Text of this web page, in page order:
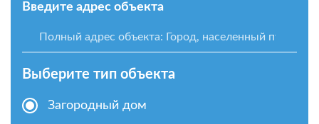
Введите адрес объекта
Выберите тип объекта
Загородный дом